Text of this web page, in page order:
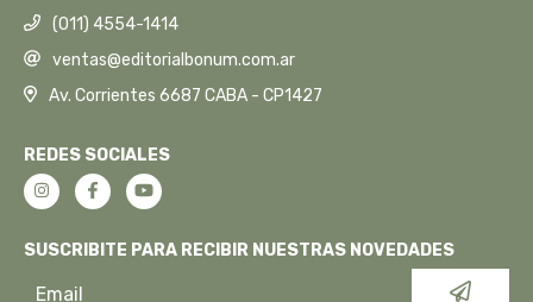
(011) 4554-1414
ventas@editorialbonum.com.ar
Av. Corrientes 6687 CABA - CP1427
REDES SOCIALES
SUSCRIBITE PARA RECIBIR NUESTRAS NOVEDADES